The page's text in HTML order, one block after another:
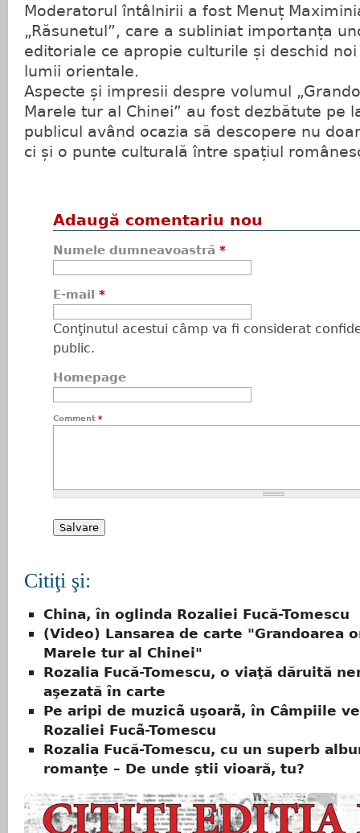
Moderatorul întâlnirii a fost Menuț
„Răsunetul”, care a subliniat importanța
editoriale ce apropie culturile și deschid
lumii orientale.
Aspecte și impresii despre volumul
Marele tur al Chinei” au fost dezbătute pe
publicul având ocazia să descopere nu
ci și o punte culturală între spațiul
Adaugă comentariu nou
Numele dumneavoastră *
E-mail *
Conţinutul acestui câmp va fi considerat
public.
Homepage
Comment *
Citiţi şi:
China, în oglinda Rozaliei Fucă-Tomescu
(Video) Lansarea de carte "Grandoarea
Marele tur al Chinei"
Rozalia Fucă-Tomescu, o viaţă dăruită
aşezată în carte
Pe aripi de muzicã uşoarã, în Câmpiile
Rozaliei Fucã-Tomescu
Rozalia Fucă-Tomescu, cu un superb
romanţe – De unde ştii vioară, tu?